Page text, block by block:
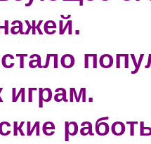
играм.